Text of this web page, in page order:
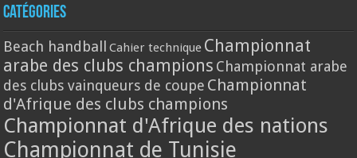
Catégories
Beach handball Cahier technique Championnat
arabe des clubs champions Championnat arabe
des clubs vainqueurs de coupe Championnat
d'Afrique des clubs champions
Championnat d'Afrique des nations
Championnat de Tunisie